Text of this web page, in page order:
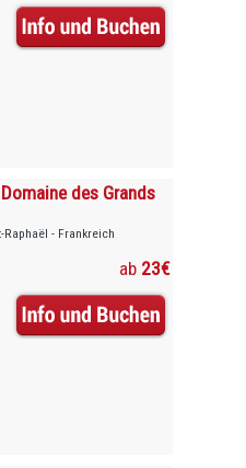
des Grands
- Frankreich
ab 23€